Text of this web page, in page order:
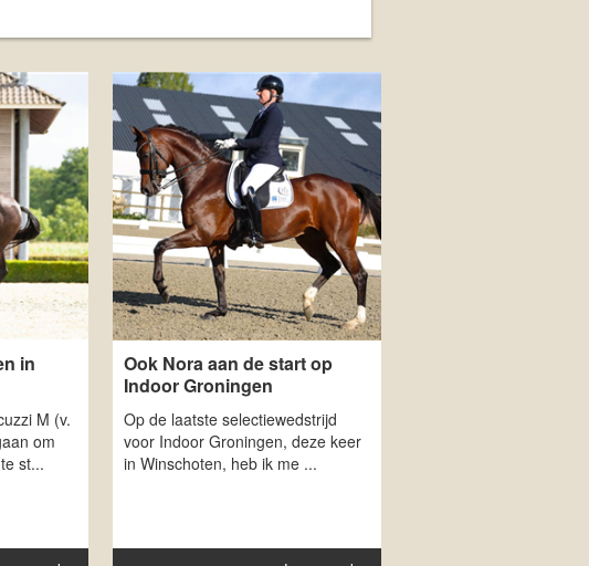
in
M (v.
om
st...
Ook Nora aan de start op
Indoor Groningen
Op de laatste selectiewedstrijd
voor Indoor Groningen, deze keer
in Winschoten, heb ik me ...